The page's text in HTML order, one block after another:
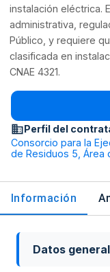
instalación eléctrica.
administrativa,
Público, y requiere
clasificada en
CNAE 4321.
Perfil del
Consorcio para la
de Residuos 5, Área
Información
Datos